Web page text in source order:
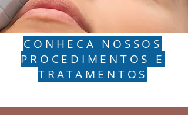
CONHECA NOSSOS
PROCEDIMENTOS E
TRATAMENTOS